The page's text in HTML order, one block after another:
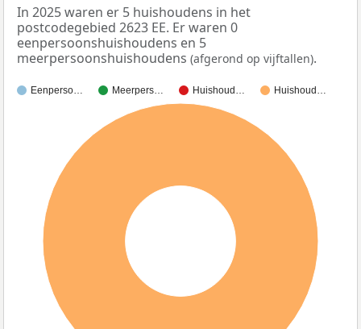
In 2025 waren er 5 huishoudens in het
postcodegebied 2623 EE. Er waren 0
eenpersoonshuishoudens en 5
meerpersoonshuishoudens (afgerond op vijftallen).
Eenperso… Meerpers… Huishoud… Huishoud…